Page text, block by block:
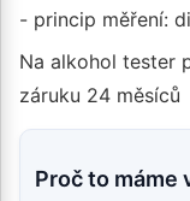
- princip měření:
Na alkohol tester
záruku 24 měsíců
Proč to máme